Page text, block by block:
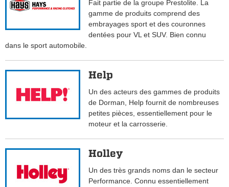
Fait partie de la groupe Prestolite. La
gamme de produits comprend des
embrayages sport et des couronnes
dentées pour VL et SUV. Bien connu
dans le sport automobile.
Help
Un des acteurs des gammes de produits
de Dorman, Help fournit de nombreuses
petites pièces, essentiellement pour le
moteur et la carrosserie.
Holley
Un des très grands noms dan le secteur
Performance. Connu essentiellement